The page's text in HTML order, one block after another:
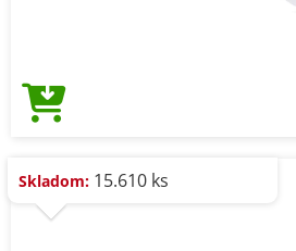
Skladom: 15.610 ks